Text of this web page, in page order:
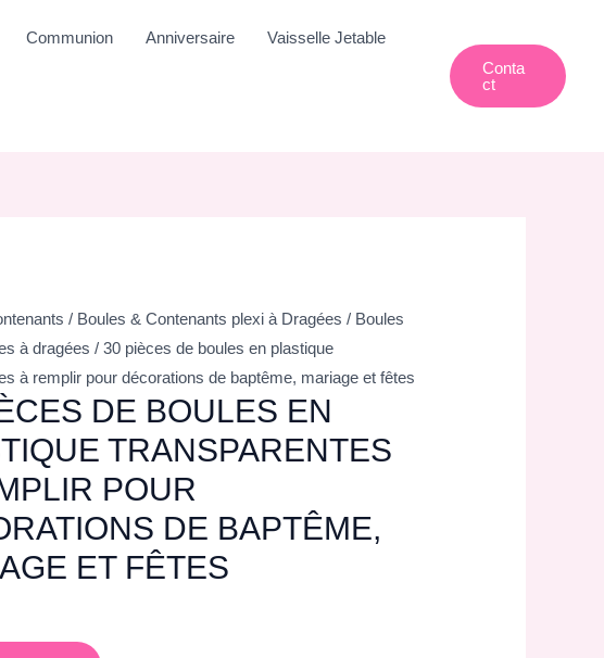
Communion Anniversaire Vaisselle Jetable
Conta
Ct
/ Boules & Contenants plexi à Dragées / Boules
à dragées / 30 pièces de boules en plastique
à remplir pour décorations de baptême, mariage et fêtes
DE BOULES EN
TRANSPARENTES
POUR
DE BAPTÊME,
ET FÊTES